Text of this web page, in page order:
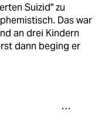
Suizid" zu
Das war
an drei Kindern
dann beging er